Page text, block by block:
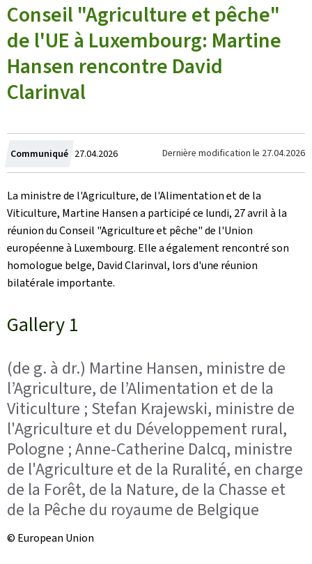
Conseil "Agriculture et pêche"
de l'UE à Luxembourg: Martine
Hansen rencontre David
Clarinval
Communiqué Crée
le
27.04.2026 Dernière modification le 27.04.2026
La ministre de l'Agriculture, de l'Alimentation et de la
Viticulture, Martine Hansen a participé ce lundi, 27 avril à la
réunion du Conseil "Agriculture et pêche" de l'Union
européenne à Luxembourg. Elle a également rencontré son
homologue belge, David Clarinval, lors d'une réunion
bilatérale importante.
Gallery 1
(de g. à dr.) Martine Hansen, ministre de
l’Agriculture, de l’Alimentation et de la
Viticulture ; Stefan Krajewski, ministre de
l'Agriculture et du Développement rural,
Pologne ; Anne-Catherine Dalcq, ministre
de l'Agriculture et de la Ruralité, en charge
de la Forêt, de la Nature, de la Chasse et
de la Pêche du royaume de Belgique
© European Union